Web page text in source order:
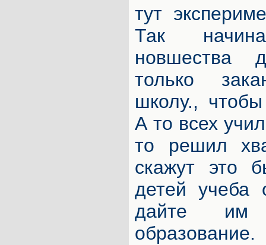
тут
Так
новшества
только
школу.,
А то всех
то решил
скажут это
детей
дайте им
образование.